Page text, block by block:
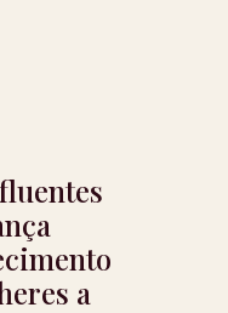
a